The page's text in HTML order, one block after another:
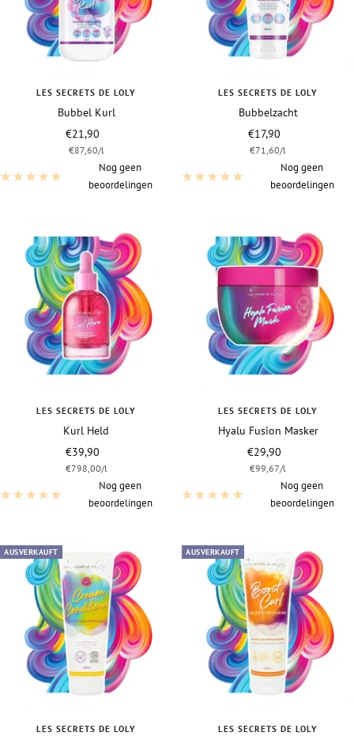
LES SECRETS DE LOLY
Bubbel Kurl
Vraagprijs
€21,90
€87,60/l
Nog geen
beoordelingen
LES SECRETS DE LOLY
Bubbelzacht
Vraagprijs
€17,90
€71,60/l
Nog geen
beoordelingen
LES SECRETS DE LOLY
Kurl Held
Vraagprijs
€39,90
€798,00/l
Nog geen
beoordelingen
LES SECRETS DE LOLY
Hyalu Fusion Masker
Vraagprijs
€29,90
€99,67/l
Nog geen
beoordelingen
AUSVERKAUFT
LES SECRETS DE LOLY
AUSVERKAUFT
LES SECRETS DE LOLY